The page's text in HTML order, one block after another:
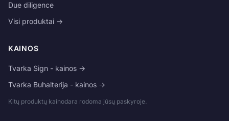
Due diligence
Visi produktai →
KAINOS
Tvarka Sign - kainos →
Tvarka Buhalterija - kainos →
Kitų produktų kainodara rodoma jūsų paskyroje.